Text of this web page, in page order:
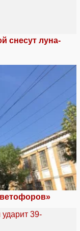
снесут луна-